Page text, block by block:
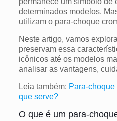
determinados modelos.
utilizam o para-choque
Neste artigo, vamos
preservam essa
icônicos até os modelos
analisar as vantagens,
Leia também: Para-
que serve?
O que é um para-